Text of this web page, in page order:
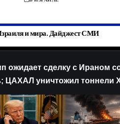
и мира. Дайджест СМИ